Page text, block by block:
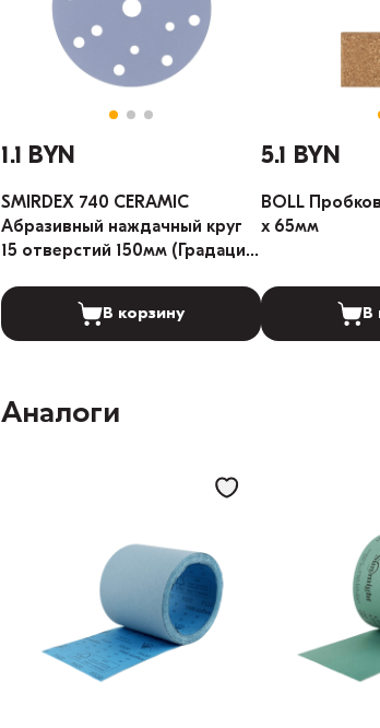
1.1 BYN
SMIRDEX 740 CERAMIC
Абразивный наждачный круг
15 отверстий 150мм (Градация:
В корзину
5.1 BYN
BOLL
x 65мм
В
Аналоги